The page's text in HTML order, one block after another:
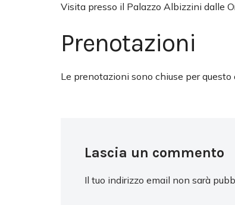
Visita presso il Palazzo Albizzini dalle
Prenotazioni
Le prenotazioni sono chiuse per questo
Lascia un commento
Il tuo indirizzo email non sarà